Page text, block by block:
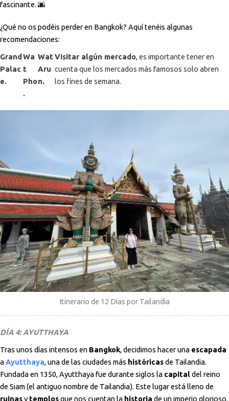
fascinante. 🌆
¿Qué no os podéis perder en Bangkok? Aquí tenéis algunas
recomendaciones:
Grand
Palac
e.
Wa
t
Pho
.
Wat
Aru
n.
Visitar algún mercado, es importante tener en
cuenta que los mercados más famosos solo abren
los fines de semana.
Itinerario de 12 Días por Tailandia
DÍA 4: AYUTTHAYA
Tras unos días intensos en Bangkok, decidimos hacer una escapada
aAyutthaya, una de las ciudades más históricasde Tailandia.
Fundada en 1350, Ayutthaya fue durante siglos la capitaldel reino
de Siam (el antiguo nombre de Tailandia). Este lugar está lleno de
ruinasy templosque nos cuentan la historia de un imperio glorioso.